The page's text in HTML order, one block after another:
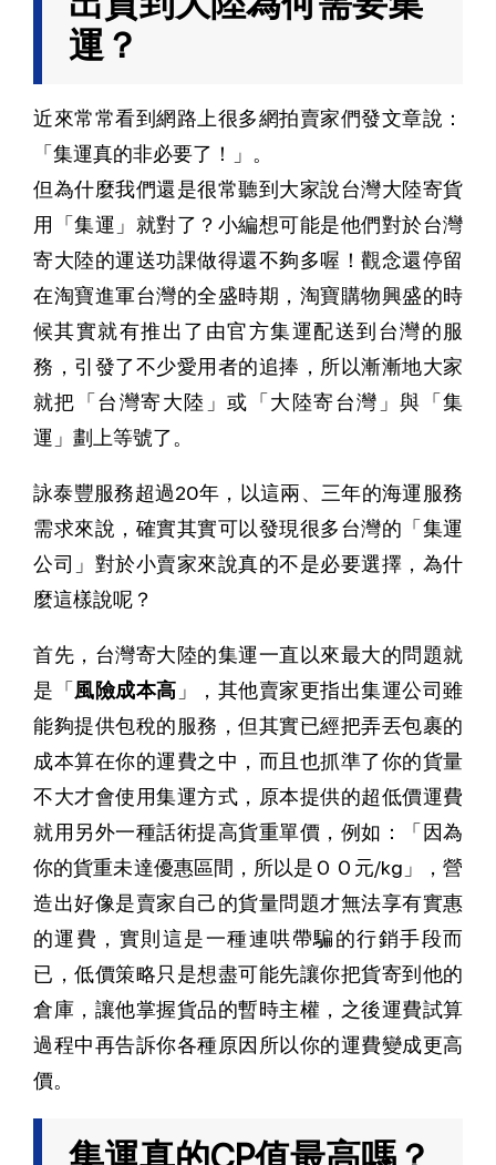
運？
近來常常看到網路上很多網拍賣家們發文章說：
「集運真的非必要了！」。
但為什麼我們還是很常聽到大家說台灣大陸寄貨
用「集運」就對了？小編想可能是他們對於台灣
寄大陸的運送功課做得還不夠多喔！觀念還停留
在淘寶進軍台灣的全盛時期，淘寶購物興盛的時
候其實就有推出了由官方集運配送到台灣的服
務，引發了不少愛用者的追捧，所以漸漸地大家
就把「台灣寄大陸」或「大陸寄台灣」與「集
運」劃上等號了。
詠泰豐服務超過20年，以這兩、三年的海運服務
需求來說，確實其實可以發現很多台灣的「集運
公司」對於小賣家來說真的不是必要選擇，為什
麼這樣說呢？
首先，台灣寄大陸的集運一直以來最大的問題就
是「 風險成本高 」，其他賣家更指出集運公司雖
能夠提供包稅的服務，但其實已經把弄丟包裹的
成本算在你的運費之中，而且也抓準了你的貨量
不大才會使用集運方式，原本提供的超低價運費
就用另外一種話術提高貨重單價，例如：「因為
你的貨重未達優惠區間，所以是ＯＯ元/kg」，營
造出好像是賣家自己的貨量問題才無法享有實惠
的運費，實則這是一種連哄帶騙的行銷手段而
已，低價策略只是想盡可能先讓你把貨寄到他的
倉庫，讓他掌握貨品的暫時主權，之後運費試算
過程中再告訴你各種原因所以你的運費變成更高
價。